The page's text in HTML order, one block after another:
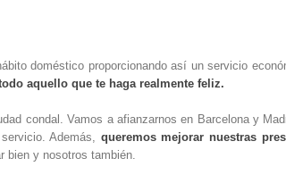
doméstico proporcionando así un servicio
aquello que te haga realmente feliz.
condal. Vamos a afianzarnos en Barcelona y
Además, queremos mejorar nuestras
bien y nosotros también.